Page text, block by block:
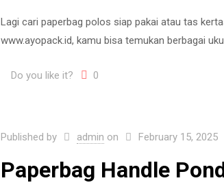
Lagi cari paperbag polos siap pakai atau tas
www.ayopack.id, kamu bisa temukan berbagai
Do you like it? 0
Published by admin on February 15, 2025
Paperbag Handle